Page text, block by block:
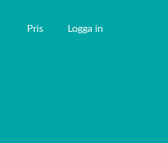
Pris Logga in